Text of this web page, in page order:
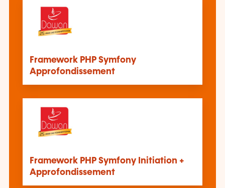
Framework PHP Symfony
Approfondissement
Framework PHP Symfony Initiation +
Approfondissement